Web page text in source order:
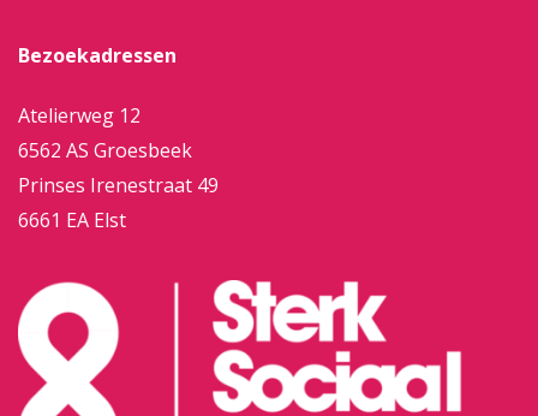
Bezoekadressen
Atelierweg 12
6562 AS Groesbeek
Prinses Irenestraat 49
6661 EA Elst